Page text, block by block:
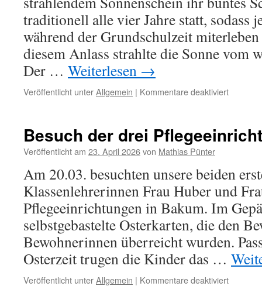
traditionell alle vier Jahre statt, sodass
während der Grundschulzeit miterleben
diesem Anlass strahlte die Sonne vom
Der … Weiterlesen →
Veröffentlicht unterAllgemein | Kommentare deaktiviertfür
Schulfest
Besuch der drei
Veröffentlicht am 23. April 2026von Mathias Pünter
Am 20.03. besuchten unsere beiden
Klassenlehrerinnen Frau Huber und
Pflegeeinrichtungen in Bakum. Im
selbstgebastelte Osterkarten, die den
Bewohnerinnen überreicht wurden.
Osterzeit trugen die Kinder das …
Veröffentlicht unterAllgemein | Kommentare deaktiviertfür